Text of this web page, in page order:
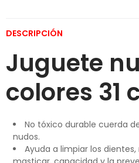
DESCRIPCIÓN
Juguete
colores 31
No tóxico durable cuerda
nudos.
Ayuda a limpiar los